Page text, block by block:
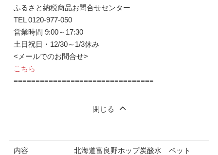
ふるさと納税商品お問合せセンター
TEL 0120-977-050
営業時間 9:00～17:30
土日祝日・12/30～1/3休み
<メールでのお問合せ>
こちら
================================
閉じる
内容
北海道富良野ホップ炭酸水 ペット